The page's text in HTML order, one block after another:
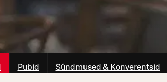
Pubid Sûndmused & Konverentsid